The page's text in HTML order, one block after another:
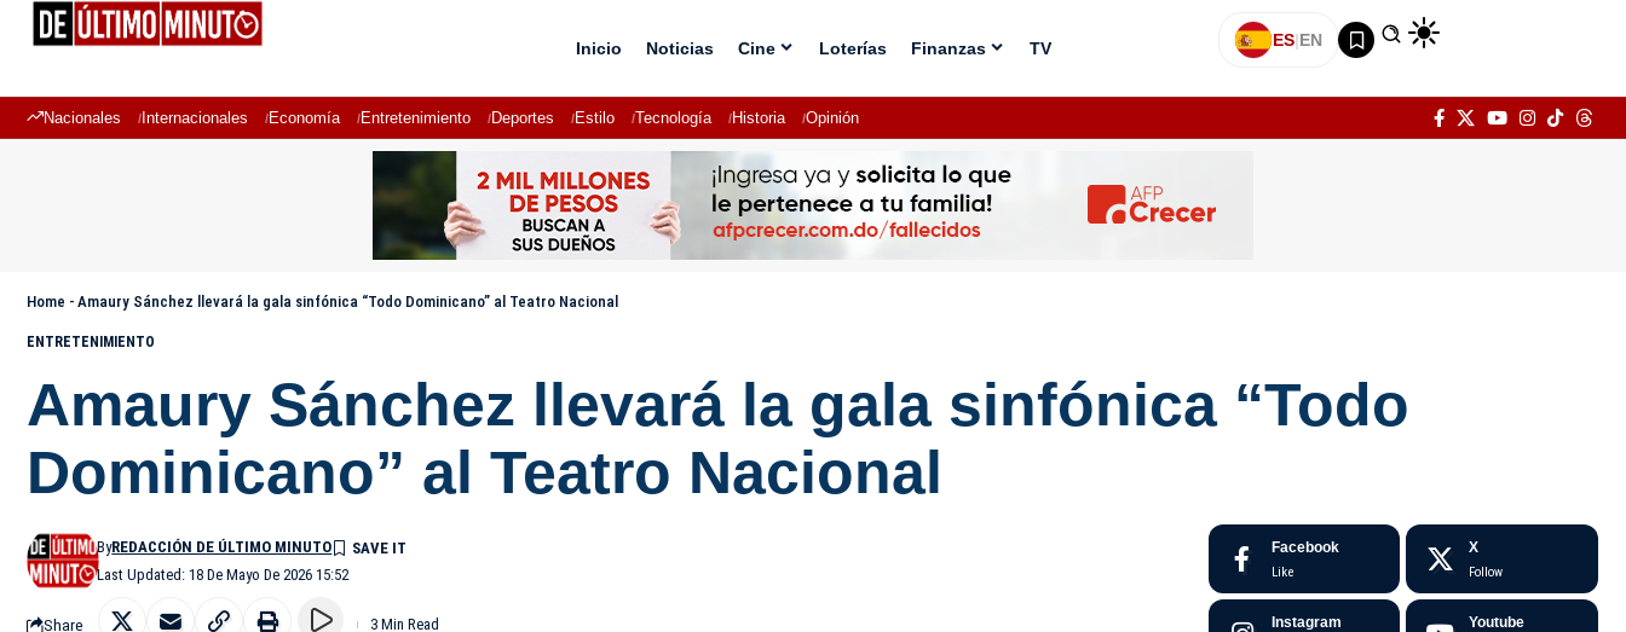
Inicio Noticias Cine Loterías Finanzas TV ES|EN
Nacionales Internacionales Economía Entretenimiento Deportes Estilo Tecnología Historia Opinión
Home - Amaury Sánchez llevará la gala sinfónica “Todo Dominicano” al Teatro Nacional
ENTRETENIMIENTO
Amaury Sánchez llevará la gala sinfónica “Todo
Dominicano” al Teatro Nacional
Last Updated: 18 De Mayo De 2026 15:52
ByREDACCIÓN DE ÚLTIMO MINUTO
Share 3 Min Read
Facebook
Like
X
Follow
Instagram Youtube